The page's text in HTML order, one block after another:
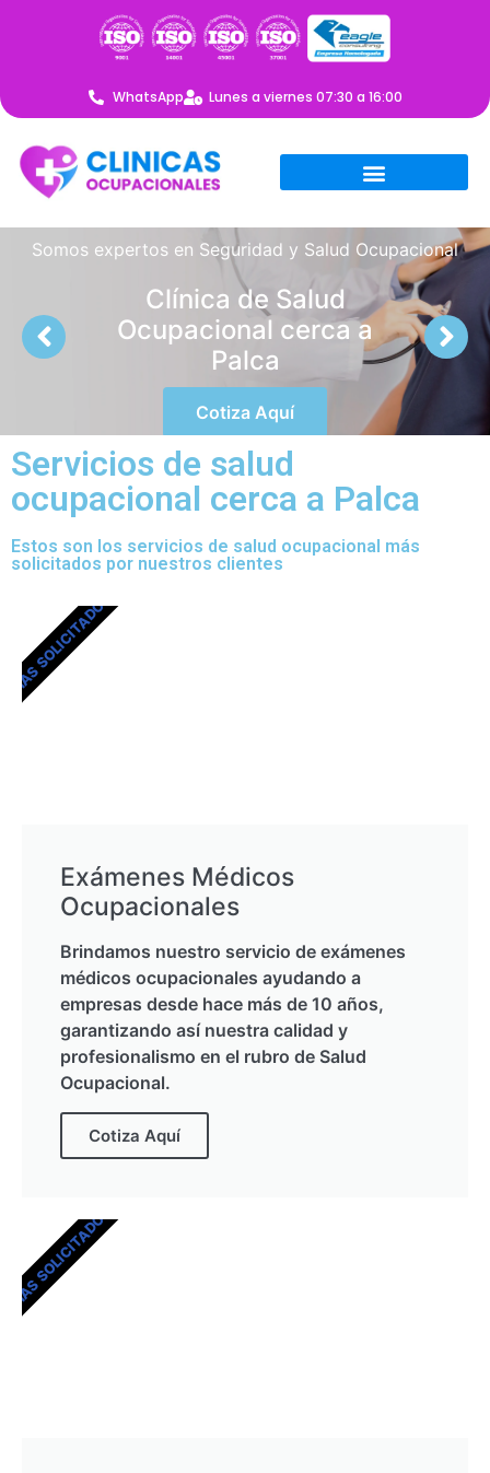
WhatsApp Lunes a viernes 07:30 a 16:00
Somos expertos en Seguridad y Salud Ocupacional
Clínica de Salud
Ocupacional cerca a
Palca
Cotiza Aquí
Servicios de salud
ocupacional cerca a Palca
Estos son los servicios de salud ocupacional más
solicitados por nuestros clientes
Exámenes Médicos
Ocupacionales
Brindamos nuestro servicio de exámenes
médicos ocupacionales ayudando a
empresas desde hace más de 10 años,
garantizando así nuestra calidad y
profesionalismo en el rubro de Salud
Ocupacional.
Cotiza Aquí
MÁS SOLICITADOS
MÁS SOLICITADOS